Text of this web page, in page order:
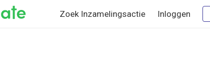
Zoek Inzamelingsactie Inloggen